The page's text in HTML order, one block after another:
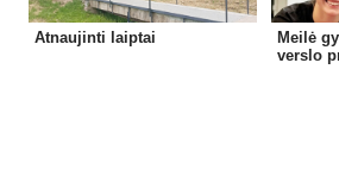
Atnaujinti laiptai
Meilė
verslo